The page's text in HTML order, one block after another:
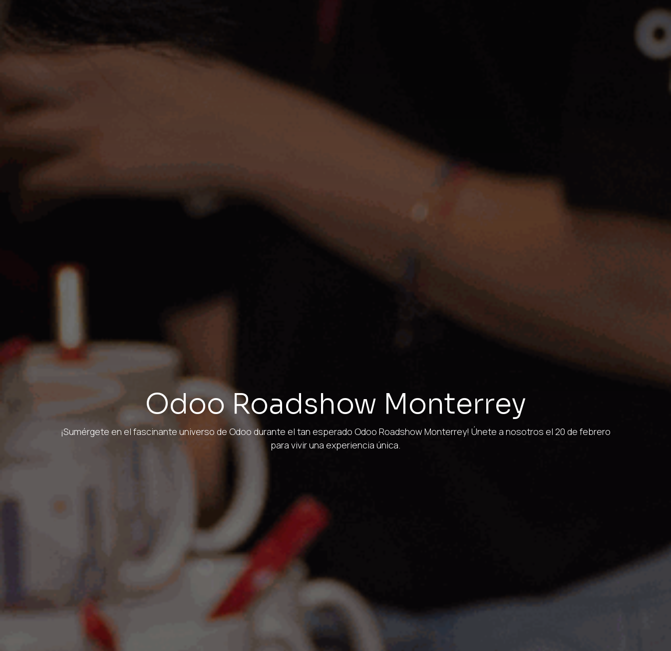
Odoo Roadshow Monterrey
¡Sumérgete en el fascinante universo de Odoo durante el tan esperado Odoo Roadshow Monterrey! Únete a nosotros el 20 de febrero
para vivir una experiencia única.